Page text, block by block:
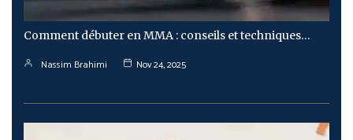
Comment débuter en MMA : conseils et techniques…
Nassim Brahimi Nov 24, 2025